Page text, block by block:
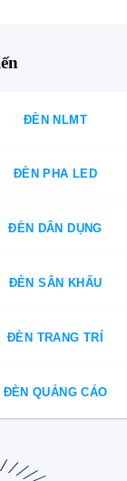
ĐÈN NLMT
ĐÈN PHA LED
ĐÈN DÂN DỤNG
ĐÈN SÂN KHẤU
ĐÈN TRANG TRÍ
ĐÈN QUẢNG CÁO